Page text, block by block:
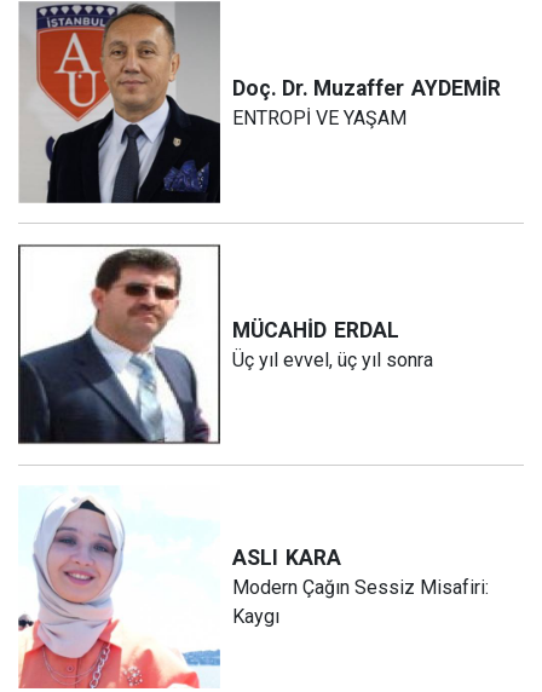
Doç. Dr. Muzaffer AYDEMİR
ENTROPİ VE YAŞAM
MÜCAHİD ERDAL
Üç yıl evvel, üç yıl sonra
ASLI KARA
Modern Çağın Sessiz Misafiri:
Kaygı